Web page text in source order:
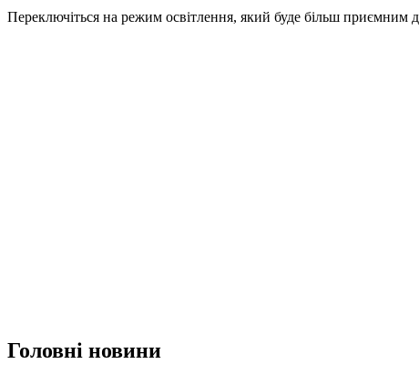
Переключіться на режим освітлення, який буде більш приємним
Головні новини